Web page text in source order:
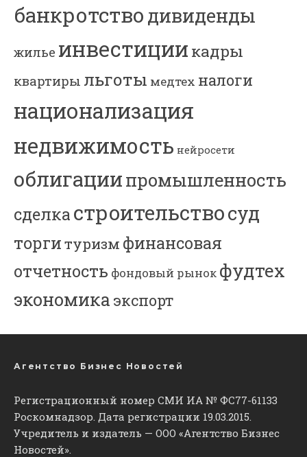
банкротство дивиденды
жилье инвестиции кадры
квартиры льготы медтех налоги
национализация
недвижимость нейросети
облигациипромышленность
сделкастроительствосуд
торгитуризм финансовая
отчетность фондовый рынок фудтех
экономика экспорт
Агентство Бизнес Новостей
Регистрационный номер СМИ ИА № ФС77-61133
Роскомнадзор. Дата регистрации 19.03.2015.
Учредитель и издатель — ООО «Агентство Бизнес
Новостей».